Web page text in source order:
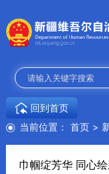
当前位置： 首页 >
回到首页
巾帼绽芳华 同心